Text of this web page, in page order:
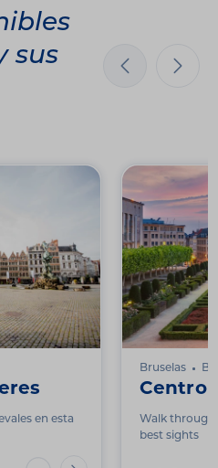
sus
en esta
Bruselas
Centro
Walk
best sights